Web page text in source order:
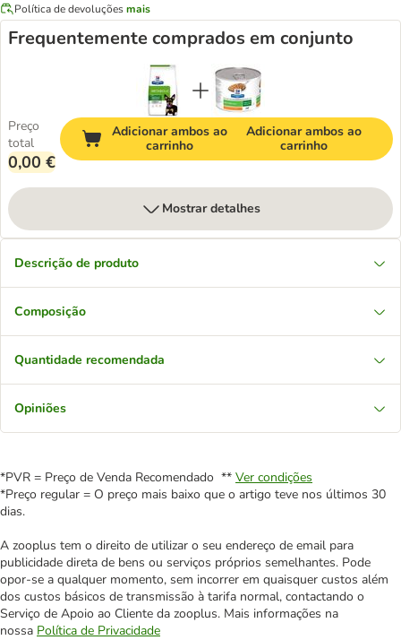
Política de devoluçõesmais
Frequentemente comprados em conjunto
Preço
total
0,00 €
Adicionar ambos ao
carrinho
Adicionar ambos ao
carrinho
Mostrar detalhes
Descrição de produto
Composição
Quantidade recomendada
Opiniões
*PVR = Preço de Venda Recomendado ** Ver condições
*Preço regular = O preço mais baixo que o artigo teve nos últimos 30
dias.
A zooplus tem o direito de utilizar o seu endereço de email para
publicidade direta de bens ou serviços próprios semelhantes. Pode
opor-se a qualquer momento, sem incorrer em quaisquer custos além
dos custos básicos de transmissão à tarifa normal, contactando o
Serviço de Apoio ao Cliente da zooplus. Mais informações na
nossa Política de Privacidade